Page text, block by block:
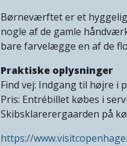
Børneværftet er et
nogle af de gamle
bare farvelægge en af de
Praktiske oplysninger
Find vej: Indgang til højre
Pris: Entrébillet købes i
Skibsklarerergaarden på
https://